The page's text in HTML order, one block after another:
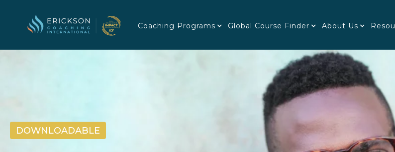
Coaching Programs Global Course Finder About Us
DOWNLOADABLE